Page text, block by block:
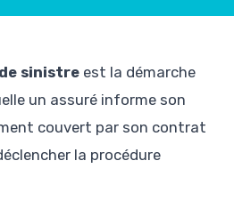
sinistre est la démarche
un assuré informe son
couvert par son contrat
la procédure